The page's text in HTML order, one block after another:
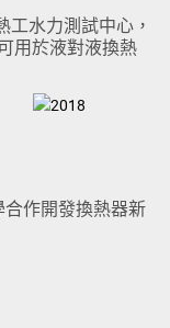
水力測試中心，
用於液對液換熱
作開發換熱器新